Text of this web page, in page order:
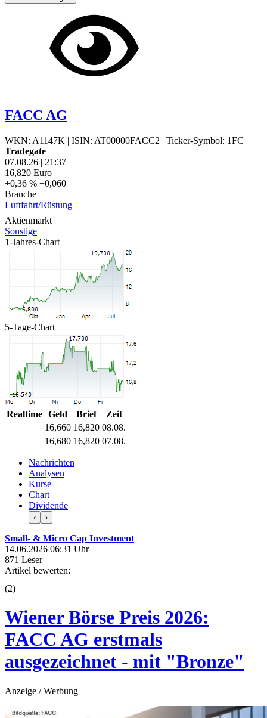
FACC AG
WKN: A1147K | ISIN: AT00000FACC2 | Ticker-Symbol: 1FC
Tradegate
07.08.26 | 21:37
16,820 Euro
+0,36 % +0,060
Branche
Luftfahrt/Rüstung
Aktienmarkt
Sonstige
1-Jahres-Chart
5-Tage-Chart
Realtime Geld Brief
Zeit
16,660 16,820 08.08.
16,680 16,820 07.08.
Nachrichten
Analysen
Kurse
Chart
Dividende
‹ ›
Small- & Micro Cap Investment
14.06.2026 06:31 Uhr
871 Leser
Artikel bewerten:
(2)
Wiener Börse Preis 2026:
FACC AG erstmals
ausgezeichnet - mit "Bronze"
Anzeige / Werbung